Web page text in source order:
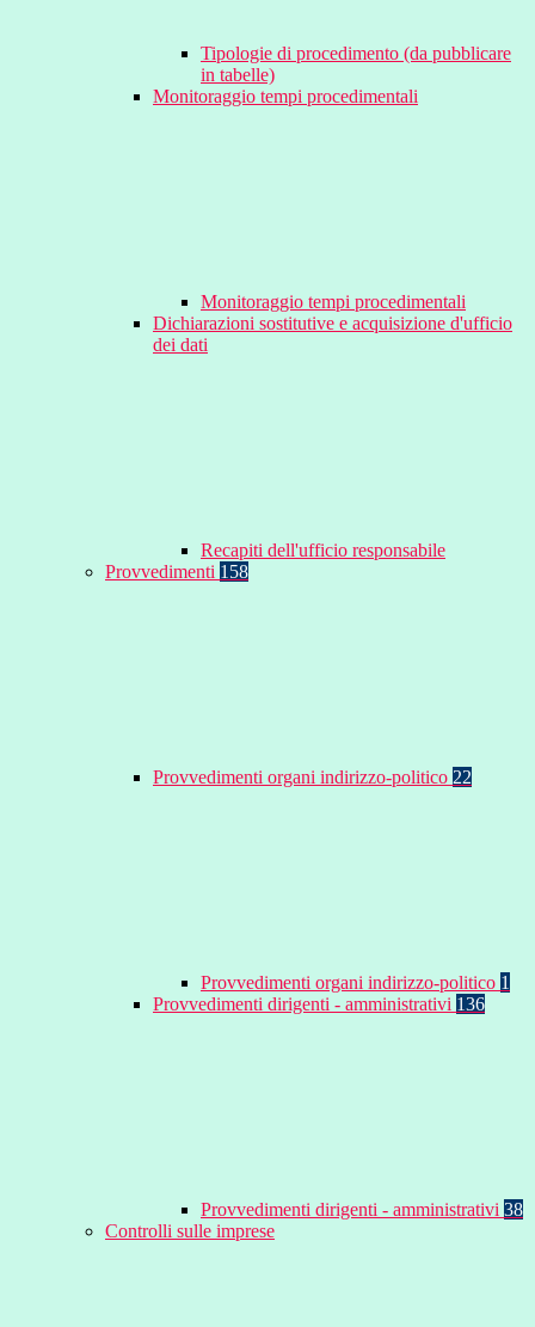
Tipologie di procedimento (da pubblicare
in tabelle)
Monitoraggio tempi procedimentali
Monitoraggio tempi procedimentali
Dichiarazioni sostitutive e acquisizione d'ufficio
dei dati
Recapiti dell'ufficio responsabile
Provvedimenti 158
Provvedimenti organi indirizzo-politico 22
Provvedimenti organi indirizzo-politico 1
Provvedimenti dirigenti - amministrativi 136
Provvedimenti dirigenti - amministrativi 38
Controlli sulle imprese